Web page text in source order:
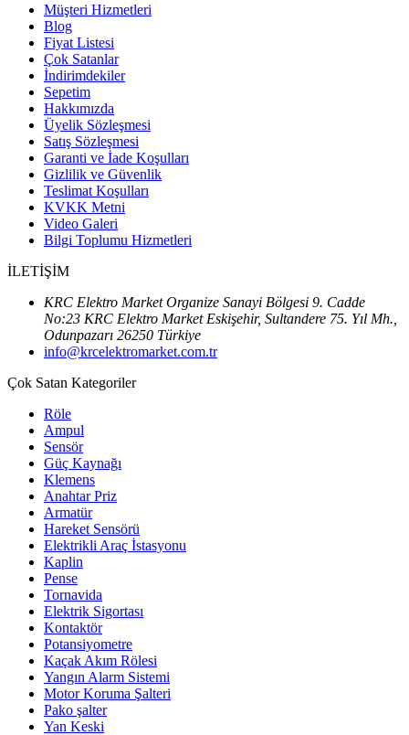
Müşteri Hizmetleri
Blog
Fiyat Listesi
Çok Satanlar
İndirimdekiler
Sepetim
Hakkımızda
Üyelik Sözleşmesi
Satış Sözleşmesi
Garanti ve İade Koşulları
Gizlilik ve Güvenlik
Teslimat Koşulları
KVKK Metni
Video Galeri
Bilgi Toplumu Hizmetleri
İLETİŞİM
KRC Elektro Market Organize Sanayi Bölgesi 9. Cadde
No:23 KRC Elektro Market Eskişehir, Sultandere 75. Yıl Mh.,
Odunpazarı 26250 Türkiye
info@krcelektromarket.com.tr
Çok Satan Kategoriler
Röle
Ampul
Sensör
Güç Kaynağı
Klemens
Anahtar Priz
Armatür
Hareket Sensörü
Elektrikli Araç İstasyonu
Kaplin
Pense
Tornavida
Elektrik Sigortası
Kontaktör
Potansiyometre
Kaçak Akım Rölesi
Yangın Alarm Sistemi
Motor Koruma Şalteri
Pako şalter
Yan Keski